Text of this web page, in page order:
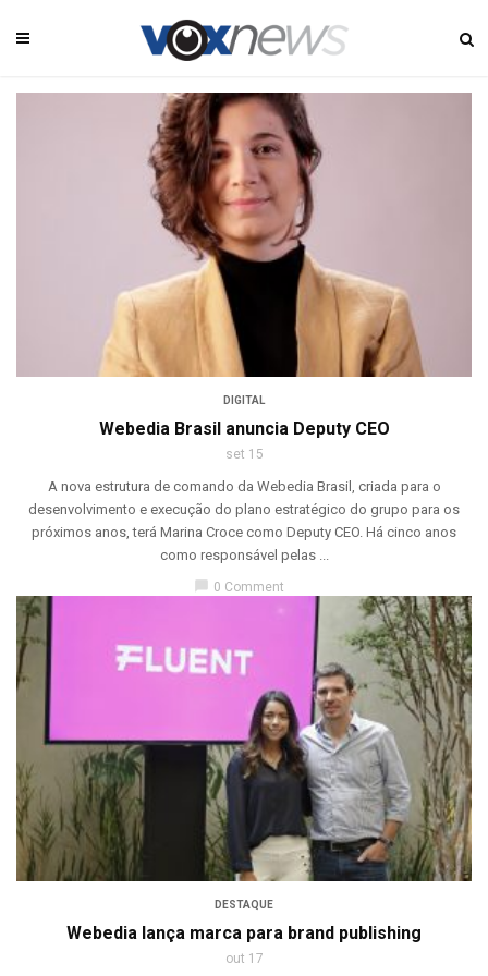
DIGITAL
Webedia Brasil anuncia Deputy CEO
set 15
A nova estrutura de comando da Webedia Brasil, criada para o
desenvolvimento e execução do plano estratégico do grupo para os
próximos anos, terá Marina Croce como Deputy CEO. Há cinco anos
como responsável pelas ...
chat_bubble 0 Comment
DESTAQUE
Webedia lança marca para brand publishing
out 17